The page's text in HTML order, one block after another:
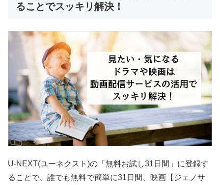
ることでスッキリ解決！
U-NEXT(ユーネクスト)の「無料お試し31日間」に登録す
ることで、誰でも無料で簡単に31日間、映画【ジェノサ